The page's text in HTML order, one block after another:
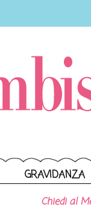
GRAVIDANZA
Chiedi al